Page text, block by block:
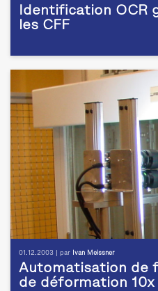
Identification OCR
les CFF
01.12.2003 | par Ivan Meissner
Automatisation de
de déformation 10x